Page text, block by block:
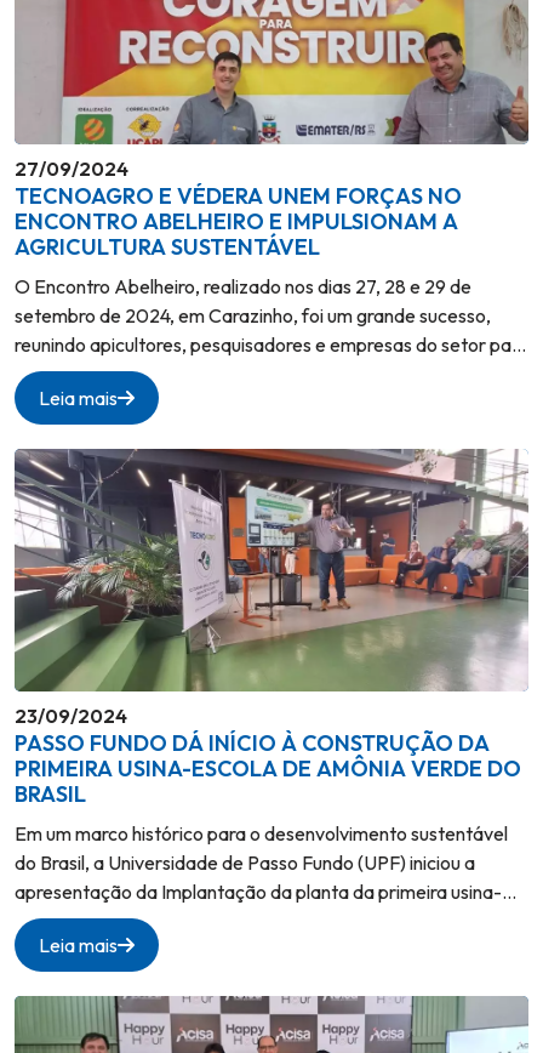
27/09/2024
TECNOAGRO E VÉDERA UNEM FORÇAS NO
ENCONTRO ABELHEIRO E IMPULSIONAM A
AGRICULTURA SUSTENTÁVEL
O Encontro Abelheiro, realizado nos dias 27, 28 e 29 de
setembro de 2024, em Carazinho, foi um grande sucesso,
reunindo apicultores, pesquisadores e empresas do setor para
discutir o futuro da apicultura e sua importância para a
agricultura. Entre os destaques do evento, a presença do
Tecnoagro em parceria com a Védera, que apresentaram
soluções inovadoras para a produção apícola e a agricultura
sustentável. No stand da Védera, o Tecnoagro apresentou
seus projetos e pesquisas na área da apicultura, destacando a
importância das abelhas para a polinização e a produção
agrícola.
Leia mais
23/09/2024
PASSO FUNDO DÁ INÍCIO À CONSTRUÇÃO DA
PRIMEIRA USINA-ESCOLA DE AMÔNIA VERDE DO
BRASIL
Em um marco histórico para o desenvolvimento sustentável
do Brasil, a Universidade de Passo Fundo (UPF) iniciou a
apresentação da Implantação da planta da primeira usina-
escola de amônia verde do país. O projeto, resultado da
parceria entre Tecnoagro, Begreen e a UPF, representa um
avanço significativo na produção de fertilizantes mais
sustentáveis e na descarbonização da indústria. A usina, com
capacidade de produção de 2 mil toneladas de amônia verde
Leia mais